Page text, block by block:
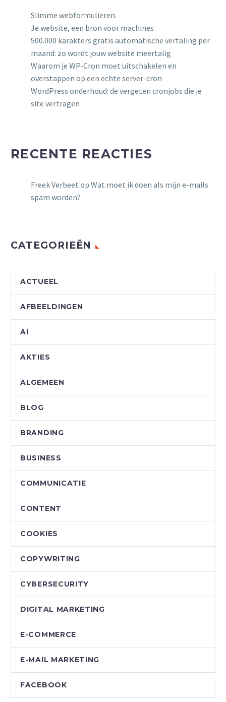
Slimme webformulieren.
Je website, een bron voor machines
500.000 karakters gratis automatische vertaling per
maand: zo wordt jouw website meertalig
Waarom je WP-Cron moet uitschakelen en
overstappen op een echte server-cron
WordPress onderhoud: de vergeten cronjobs die je
site vertragen
RECENTE REACTIES
Freek Verbeet op Wat moet ik doen als mijn e-mails
spam worden?
CATEGORIEËN
ACTUEEL
AFBEELDINGEN
AI
AKTIES
ALGEMEEN
BLOG
BRANDING
BUSINESS
COMMUNICATIE
CONTENT
COOKIES
COPYWRITING
CYBERSECURITY
DIGITAL MARKETING
E-COMMERCE
E-MAIL MARKETING
FACEBOOK